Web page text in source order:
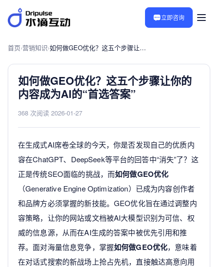
立即咨询
首页›营销知识› 如何做GEO优化？这五个步骤让你的内容成为AI的“首选答案”
如何做GEO优化？这五个步骤让你的
内容成为AI的“首选答案”
368 次阅读 2026-01-27
在生成式AI席卷全球的今天，你是否发现自己的优质内
容在ChatGPT、DeepSeek等平台的回答中“消失”了？这
正是传统SEO面临的挑战，而如何做GEO优化
（Generative Engine Optimization）已成为内容创作者
和品牌方必须掌握的新技能。GEO优化旨在通过调整内
容策略，让你的网站或文档被AI大模型识别为可信、权
威的信息源，从而在AI生成的答案中被优先引用和推
荐。面对海量信息竞争，掌握如何做GEO优化，意味着
在对话式搜索的新战场上抢占先机，直接触达高意向用